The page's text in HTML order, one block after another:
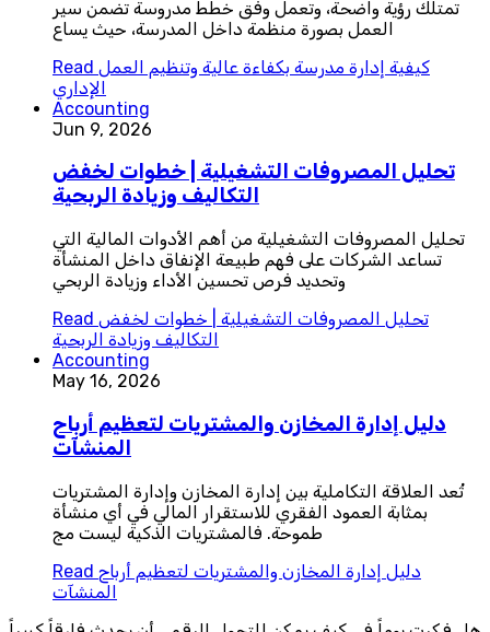
تمتلك رؤية واضحة، وتعمل وفق خطط مدروسة تضمن سير
العمل بصورة منظمة داخل المدرسة، حيث يساع
Read كيفية إدارة مدرسة بكفاءة عالية وتنظيم العمل
الإداري
Accounting
Jun 9, 2026
تحليل المصروفات التشغيلية | خطوات لخفض
التكاليف وزيادة الربحية
تحليل المصروفات التشغيلية من أهم الأدوات المالية التي
تساعد الشركات على فهم طبيعة الإنفاق داخل المنشأة
وتحديد فرص تحسين الأداء وزيادة الربحي
Read تحليل المصروفات التشغيلية | خطوات لخفض
التكاليف وزيادة الربحية
Accounting
May 16, 2026
دليل إدارة المخازن والمشتريات لتعظيم أرباح
المنشآت
تُعد العلاقة التكاملية بين إدارة المخازن وإدارة المشتريات
بمثابة العمود الفقري للاستقرار المالي في أي منشأة
طموحة. فالمشتريات الذكية ليست مج
Read دليل إدارة المخازن والمشتريات لتعظيم أرباح
المنشآت